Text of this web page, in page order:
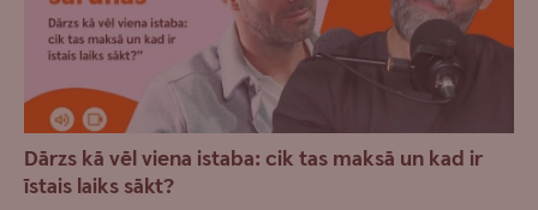
Dārzs kā vēl viena istaba: cik tas maksā un kad ir
īstais laiks sākt?